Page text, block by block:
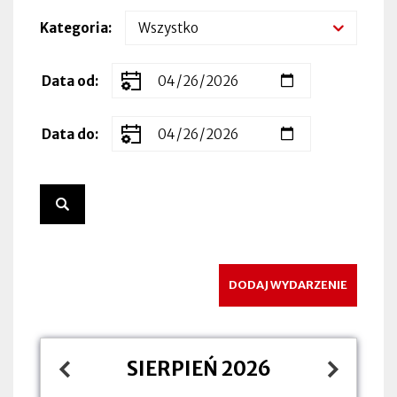
Kategoria
Zakres
dat
Data od
Data do
DODAJ WYDARZENIE
SIERPIEŃ 2026